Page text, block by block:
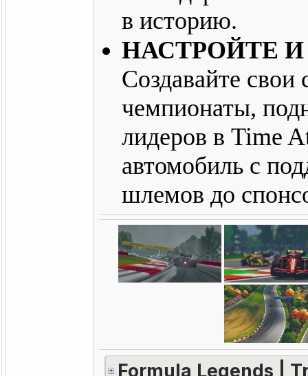
в историю.
НАСТРОЙТЕ
Создавайте свои
чемпионаты,
лидеров в Time
автомобиль с
шлемов до
Formula Legends |